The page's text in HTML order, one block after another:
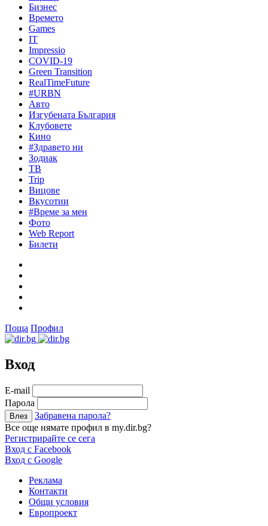
Бизнес
Времето
Games
IT
Impressio
COVID-19
Green Transition
RealTimeFuture
#URBN
Авто
Изгубената България
Клубовете
Кино
#Здравето ни
Зодиак
ТВ
Trip
Вицове
Вкусотии
#Време за мен
Фото
Web Report
Билети
Поща Профил
Вход
Е-mail
Парола
Забравена парола?
Все още нямате профил в my.dir.bg?
Регистрирайте се сега
Вход с Facebook
Вход с Google
Реклама
Контакти
Общи условия
Европроект